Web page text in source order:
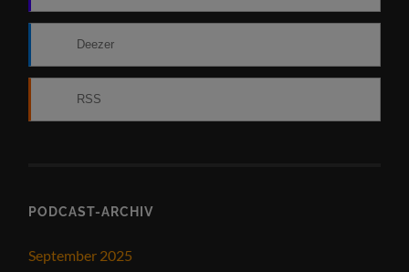
Deezer
RSS
PODCAST-ARCHIV
September 2025